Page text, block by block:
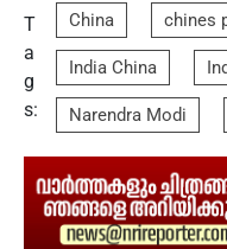
T
a
g
s:
China chines
India China
Narendra Modi